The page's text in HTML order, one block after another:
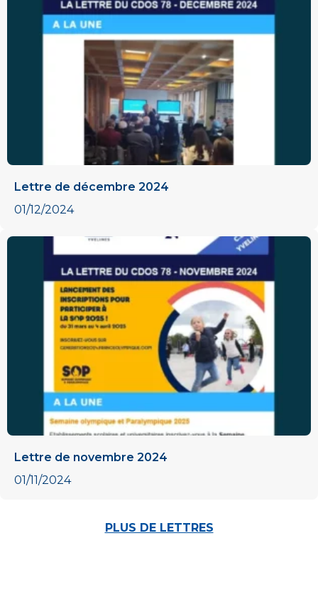
Lettre de décembre 2024
01/12/2024
Lettre de novembre 2024
01/11/2024
PLUS DE LETTRES